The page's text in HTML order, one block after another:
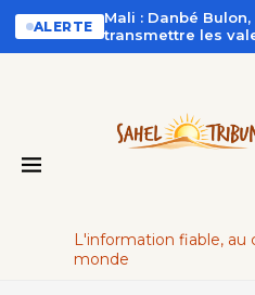
ALERTE
Mali : Danbé
transmettre les
L'information fiable,
monde